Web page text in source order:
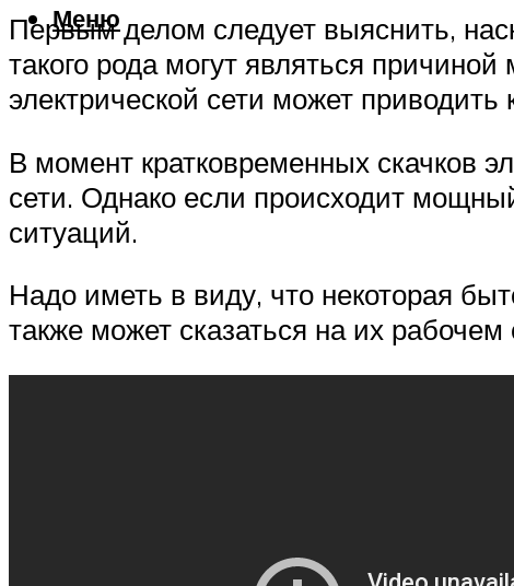
Меню
Первым делом следует выяснить,
такого рода могут являться
электрической сети может
В момент кратковременных скачков
сети. Однако если происходит
ситуаций.
Надо иметь в виду, что некоторая
также может сказаться на их рабочем